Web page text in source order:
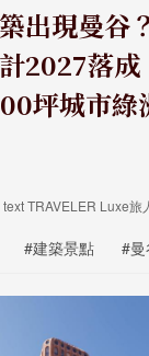
出現曼谷
2027落
坪城市綠
text TRAVELER Luxe
#建築景點 #曼